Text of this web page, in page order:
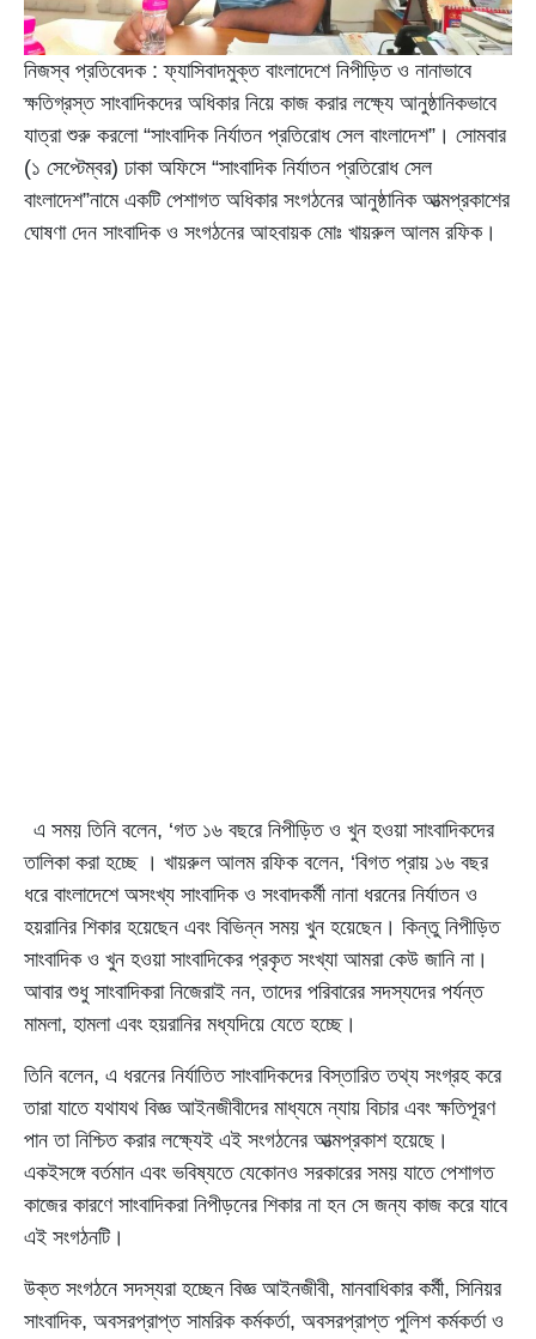
নিজস্ব প্রতিবেদক : ফ্যাসিবাদমুক্ত বাংলাদেশে নিপীড়িত ও নানাভাবে
ক্ষতিগ্রস্ত সাংবাদিকদের অধিকার নিয়ে কাজ করার লক্ষ্যে আনুষ্ঠানিকভাবে
যাত্রা শুরু করলো “সাংবাদিক নির্যাতন প্রতিরোধ সেল বাংলাদেশ”। সোমবার
(১ সেপ্টেম্বর) ঢাকা অফিসে “সাংবাদিক নির্যাতন প্রতিরোধ সেল
বাংলাদেশ”নামে একটি পেশাগত অধিকার সংগঠনের আনুষ্ঠানিক আত্মপ্রকাশের
ঘোষণা দেন সাংবাদিক ও সংগঠনের আহবায়ক মোঃ খায়রুল আলম রফিক।
এ সময় তিনি বলেন, ‘গত ১৬ বছরে নিপীড়িত ও খুন হওয়া সাংবাদিকদের
তালিকা করা হচ্ছে । খায়রুল আলম রফিক বলেন, ‘বিগত প্রায় ১৬ বছর
ধরে বাংলাদেশে অসংখ্য সাংবাদিক ও সংবাদকর্মী নানা ধরনের নির্যাতন ও
হয়রানির শিকার হয়েছেন এবং বিভিন্ন সময় খুন হয়েছেন। কিন্তু নিপীড়িত
সাংবাদিক ও খুন হওয়া সাংবাদিকের প্রকৃত সংখ্যা আমরা কেউ জানি না।
আবার শুধু সাংবাদিকরা নিজেরাই নন, তাদের পরিবারের সদস্যদের পর্যন্ত
মামলা, হামলা এবং হয়রানির মধ্যদিয়ে যেতে হচ্ছে।
তিনি বলেন, এ ধরনের নির্যাতিত সাংবাদিকদের বিস্তারিত তথ্য সংগ্রহ করে
তারা যাতে যথাযথ বিজ্ঞ আইনজীবীদের মাধ্যমে ন্যায় বিচার এবং ক্ষতিপূরণ
পান তা নিশ্চিত করার লক্ষ্যেই এই সংগঠনের আত্মপ্রকাশ হয়েছে।
একইসঙ্গে বর্তমান এবং ভবিষ্যতে যেকোনও সরকারের সময় যাতে পেশাগত
কাজের কারণে সাংবাদিকরা নিপীড়নের শিকার না হন সে জন্য কাজ করে যাবে
এই সংগঠনটি।
উক্ত সংগঠনে সদস্যরা হচ্ছেন বিজ্ঞ আইনজীবী, মানবাধিকার কর্মী, সিনিয়র
সাংবাদিক, অবসরপ্রাপ্ত সামরিক কর্মকর্তা, অবসরপ্রাপ্ত পুলিশ কর্মকর্তা ও